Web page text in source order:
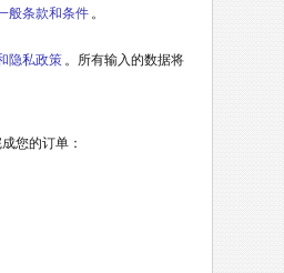
般条款和条件 。
隐私政策 。所有输入的数据将
您的订单：